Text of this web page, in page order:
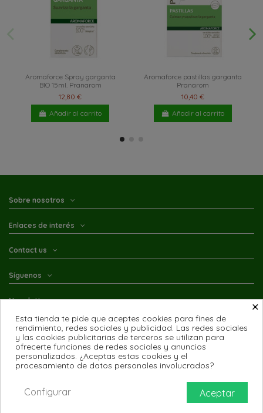
Aromaforce Spray garganta
BIO 15ml. Pranarom
12,80 €
Añadir al carrito
Aromaforce pastillas garganta
Pranarom
10,40 €
Añadir al carrito
Sobre nosotros
Enlaces de interés
Contact us
Síguenos
Newsletter
© Farmacia A. Martínez Salazar. Farmacia Z-163. Colegiado nº 1937 del
Colegio Oficial de Farmaceúticos de Zaragoza
Idenet. Diseño web Zaragoza
×
Esta tienda te pide que aceptes cookies para fines de
rendimiento, redes sociales y publicidad. Las redes sociales
y las cookies publicitarias de terceros se utilizan para
ofrecerte funciones de redes sociales y anuncios
personalizados. ¿Aceptas estas cookies y el
procesamiento de datos personales involucrados?
Aceptar
Configurar